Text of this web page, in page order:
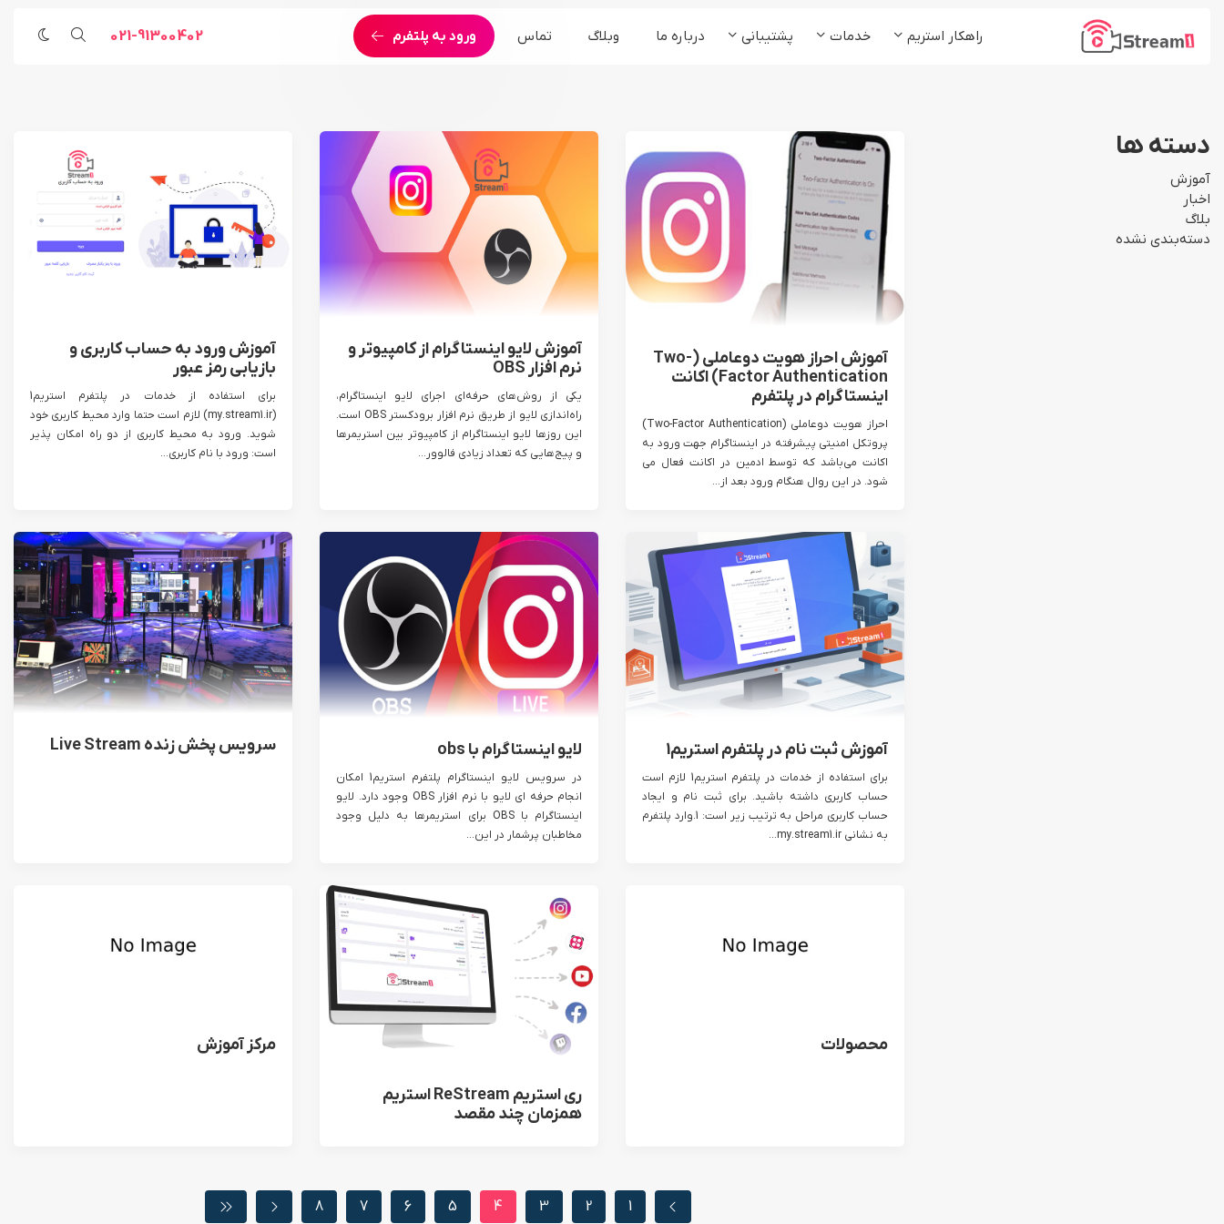
راهکار استریم
رسانه ها و مدیا برنامه های تبلیغاتی رویداد هنری
خدمات
سامانه وبینار آنلاین رویدادها
سرویس ادوبی کانکت
سرویس bigbluebutton
پخش زنده °360
خدمات اجرای لایو استریم
خدمات پوشش تصویری
خدمات اجرای رویداد آنلاین
پشتیبانی درباره ما وبلاگ تماس ورود به پلتفرم 021-91300402
آموزش احراز هویت دوعاملی (Two-
Factor Authentication) اکانت
اینستاگرام در پلتفرم
احراز هویت دوعاملی (Two-Factor Authentication)
پروتکل امنیتی پیشرفته در اینستاگرام جهت ورود به
اکانت می‌باشد که توسط ادمین در اکانت فعال می
شود. در این روال هنگام ورود بعد از...
آموزش لایو اینستاگرام از کامپیوتر و
نرم افزار OBS
یکی از روش‌های حرفه‌ای اجرای لایو اینستاگرام،
راه‌اندازی لایو از طریق نرم افزار برودکستر OBS است.
این روزها لایو اینستاگرام از کامپیوتر بین استریمرها
و پیج‌هایی که تعداد زیادی فالوور...
آموزش ورود به حساب کاربری و
بازیابی رمز عبور
برای استفاده از خدمات در پلتفرم استریم1
(my.stream1.ir) لازم است حتما وارد محیط کاربری خود
شوید. ورود به محیط کاربری از دو راه امکان پذیر
است: ورود با نام کاربری...
آموزش ثبت نام در پلتفرم استریم1
برای استفاده از خدمات در پلتفرم استریم1 لازم است
حساب کاربری داشته باشید. برای ثبت نام و ایجاد
حساب کاربری مراحل به ترتیب زیر است: 1.وارد پلتفرم
به نشانی my.stream1.ir...
لایو اینستاگرام با obs
در سرویس لایو اینستاگرام پلتفرم استریم1 امکان
انجام حرفه ای لایو با نرم افزار OBS وجود دارد. لایو
اینستاگرام با OBS برای استریمرها به دلیل وجود
مخاطبان پرشمار در این...
سرویس پخش زنده Live Stream
محصولات
ری استریم ReStream استریم
همزمان چند مقصد
مرکز آموزش
1
2
3
4
5
6
7
8
دسته ها
آموزش
اخبار
بلاگ
دسته‌بندی نشده